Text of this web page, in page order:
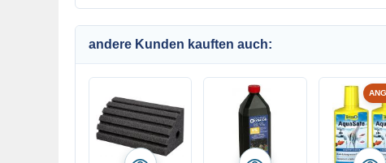
andere Kunden kauften auch: